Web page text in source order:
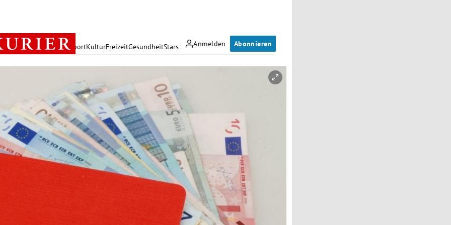
Anmelden Abonnieren
PolitikWirtschaft SportKulturFreizeitGesundheitStars